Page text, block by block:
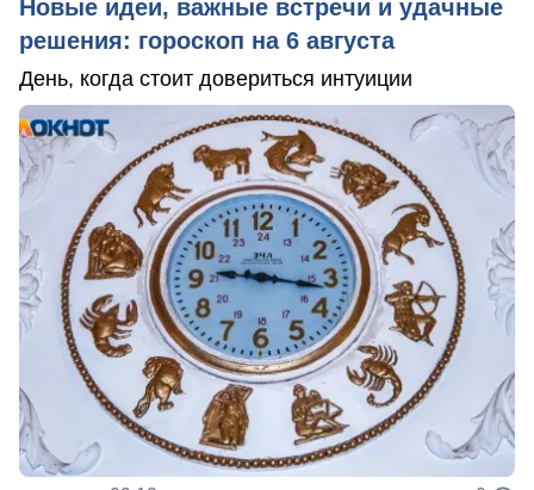
Новые идеи, важные встречи и удачные
решения: гороскоп на 6 августа
День, когда стоит довериться интуиции